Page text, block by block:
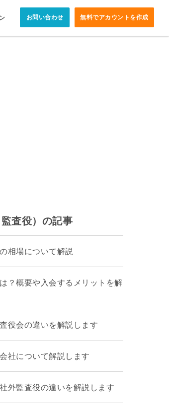
お問い合わせ 無料でアカウントを作成
査役）の記事
相場について解説
？概要や入会するメリットを解
役会の違いを解説します
社について解説します
外監査役の違いを解説します